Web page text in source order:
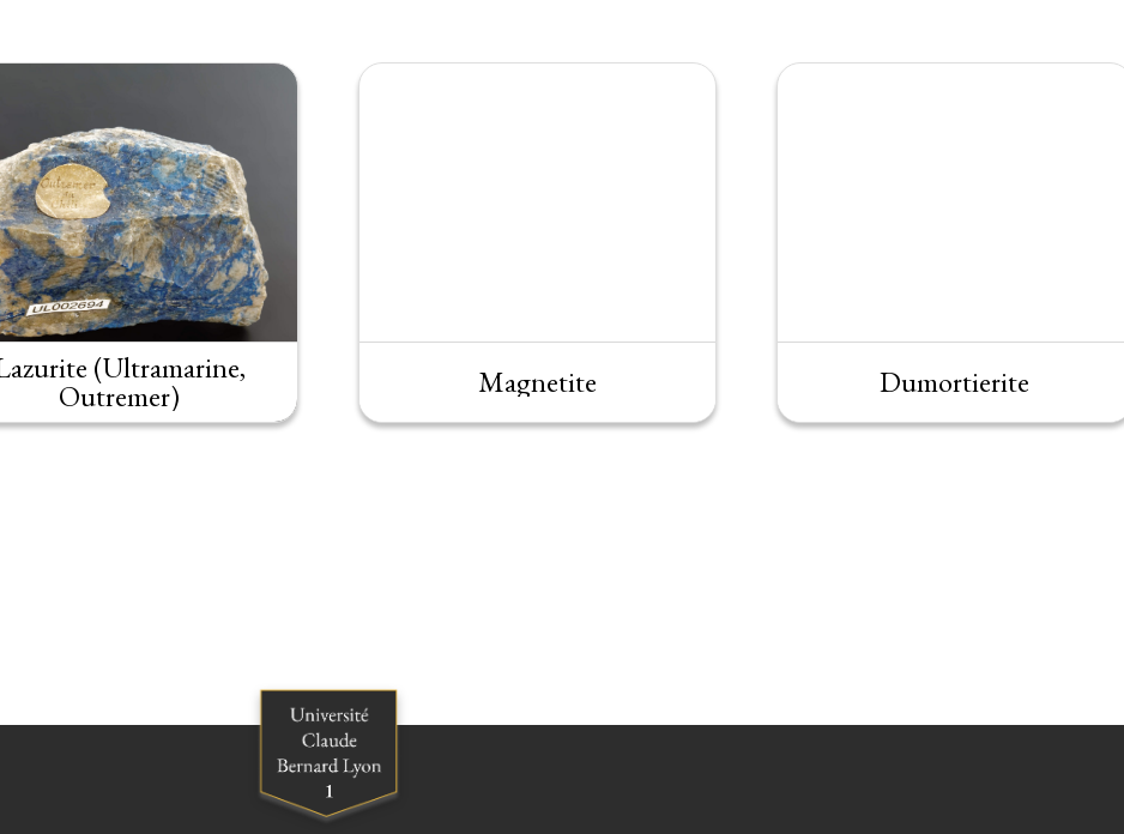
(Ultramarine,
Outremer) Magnetite Dumortierite